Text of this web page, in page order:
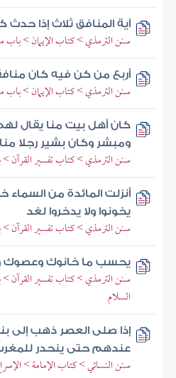
آية المنافق ثلاث إذا
سنن الترمذي > كتاب الإيمان > باب
أربع من كن فيه كان
سنن الترمذي > كتاب الإيمان > باب
كان أهل بيت منا يقال
ومبشر وكان بشير رجلا
سنن الترمذي > كتاب تفسير القرآن
أنزلت المائدة من السماء
يخونوا ولا يدخروا لغد
سنن الترمذي > كتاب تفسير القرآن
يحسب ما خانوك وعصوك
سنن الترمذي > كتاب تفسير القرآن
السلام
إذا صلى العصر ذهب إلى
عندهم حتى ينحدر
سنن النسائي > كتاب الإمامة >